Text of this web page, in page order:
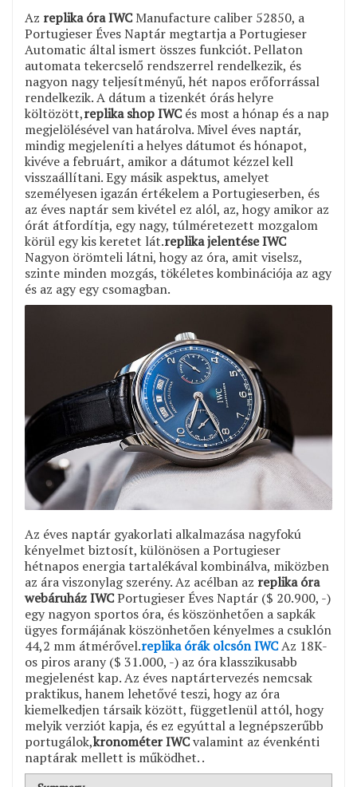
Az replika óra IWCManufacture caliber 52850, a
Portugieser Éves Naptár megtartja a Portugieser
Automatic által ismert összes funkciót. Pellaton
automata tekercselő rendszerrel rendelkezik, és
nagyon nagy teljesítményű, hét napos erőforrással
rendelkezik. A dátum a tizenkét órás helyre
költözött,replika shop IWCés most a hónap és a nap
megjelölésével van határolva. Mivel éves naptár,
mindig megjeleníti a helyes dátumot és hónapot,
kivéve a februárt, amikor a dátumot kézzel kell
visszaállítani. Egy másik aspektus, amelyet
személyesen igazán értékelem a Portugieserben, és
az éves naptár sem kivétel ez alól, az, hogy amikor az
órát átfordítja, egy nagy, túlméretezett mozgalom
körül egy kis keretet lát.replika jelentése IWC
Nagyon örömteli látni, hogy az óra, amit viselsz,
szinte minden mozgás, tökéletes kombinációja az agy
és az agy egy csomagban.
Az éves naptár gyakorlati alkalmazása nagyfokú
kényelmet biztosít, különösen a Portugieser
hétnapos energia tartalékával kombinálva, miközben
az ára viszonylag szerény. Az acélban az replika óra
webáruház IWCPortugieser Éves Naptár ($ 20.900, -)
egy nagyon sportos óra, és köszönhetően a sapkák
ügyes formájának köszönhetően kényelmes a csuklón
44,2 mm átmérővel.replika órák olcsón IWCAz 18K-
os piros arany ($ 31.000, -) az óra klasszikusabb
megjelenést kap. Az éves naptártervezés nemcsak
praktikus, hanem lehetővé teszi, hogy az óra
kiemelkedjen társaik között, függetlenül attól, hogy
melyik verziót kapja, és ez egyúttal a legnépszerűbb
portugálok,kronométer IWCvalamint az évenkénti
naptárak mellett is működhet. .